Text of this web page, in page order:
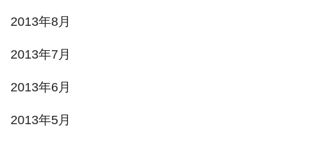
2013年8月
2013年7月
2013年6月
2013年5月